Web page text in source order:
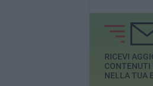
RICEVI
CONTENUTI
NELLA TUA